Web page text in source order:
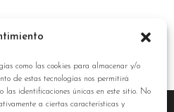
como las cookies para almacenar y/o
de estas tecnologías nos permitirá
las identificaciones únicas en este sitio. No
a ciertas características y